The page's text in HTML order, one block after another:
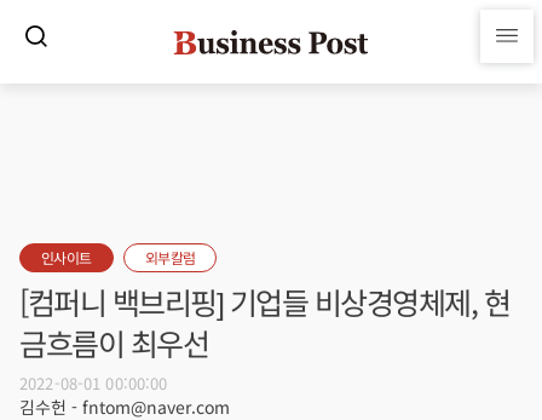
인사이트 외부칼럼
[컴퍼니 백브리핑] 기업들 비상경영체제, 현
금흐름이 최우선
2022-08-01 00:00:00
김수헌 - fntom@naver.com